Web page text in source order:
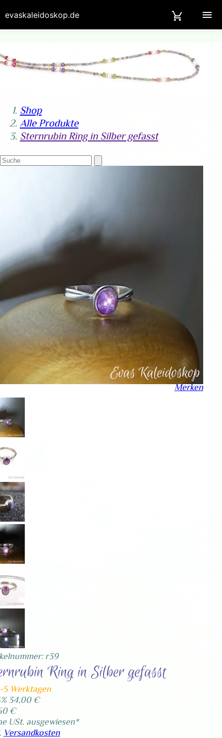
Shop
Alle Produkte
Sternrubin Ring in Silber gefasst
Merken
r39
Ring in Silber gefasst
5 Werktagen
34,00 €
€
USt. ausgewiesen*
Versandkosten
evaskaleidoskop.de